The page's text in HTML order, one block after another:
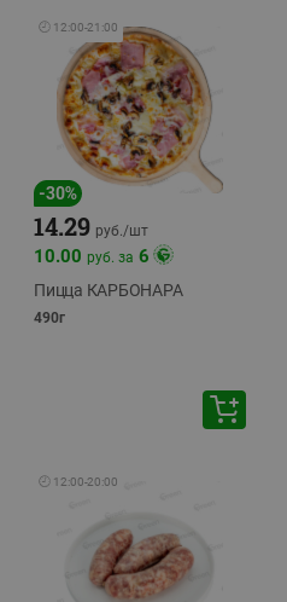
🕘 12:00-21:00
-30%
14.29 руб./шт
10.00 руб. за 6
Пицца КАРБОНАРА
490г
🕘 12:00-20:00